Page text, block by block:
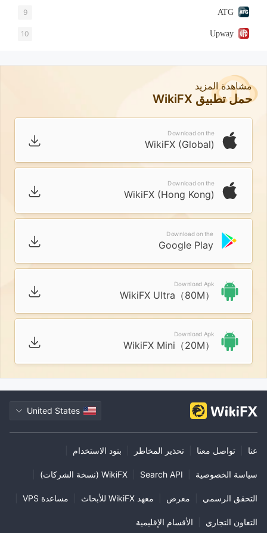
ATG
9
Upway
10
مشاهدة المزيد
حمل تطبيق WikiFX
Download on the
WikiFX (Global)
Download on the
WikiFX (Hong Kong)
Download on the
Google Play
Download Apk
WikiFX Ultra（80M）
Download Apk
WikiFX Mini（20M）
United States
عنا تواصل معنا تحذير المخاطر بنود الاستخدام
سياسة الخصوصية Search API WikiFX (نسخة الشركات)
التحقق الرسمي معرض معهد WikiFX للأبحاث مساعدة VPS
التعاون التجاري الأقسام الإقليمية